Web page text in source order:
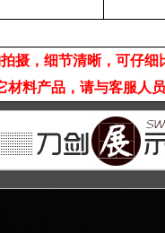
摄，细节清晰，可仔
材料产品，请与客服人